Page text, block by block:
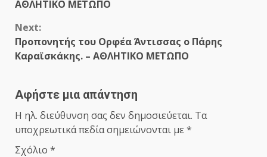
ΑΘΛΗΤΙΚΟ ΜΕΤΩΠΟ
Next:
Προπονητής του Ορφέα Άντισσας ο Πάρης
Καραϊσκάκης. – ΑΘΛΗΤΙΚΟ ΜΕΤΩΠΟ
Αφήστε μια απάντηση
Η ηλ. διεύθυνση σας δεν δημοσιεύεται. Τα
υποχρεωτικά πεδία σημειώνονται με *
Σχόλιο *